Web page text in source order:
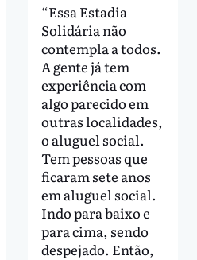
“Essa Estadia
Solidária não
contempla a todos.
A gente já tem
experiência com
algo parecido em
outras localidades,
o aluguel social.
Tem pessoas que
ficaram sete anos
em aluguel social.
Indo para baixo e
para cima, sendo
despejado. Então,